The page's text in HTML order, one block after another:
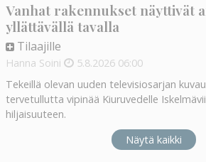
Vanhat rakennukset näyttivät
yllättävällä tavalla
Tilaajille
Hanna Soini 5.8.2026 06:00
Tekeillä olevan uuden televisiosarjan
tervetullutta vipinää Kiuruvedelle
hiljaisuuteen.
Näytä kaikki